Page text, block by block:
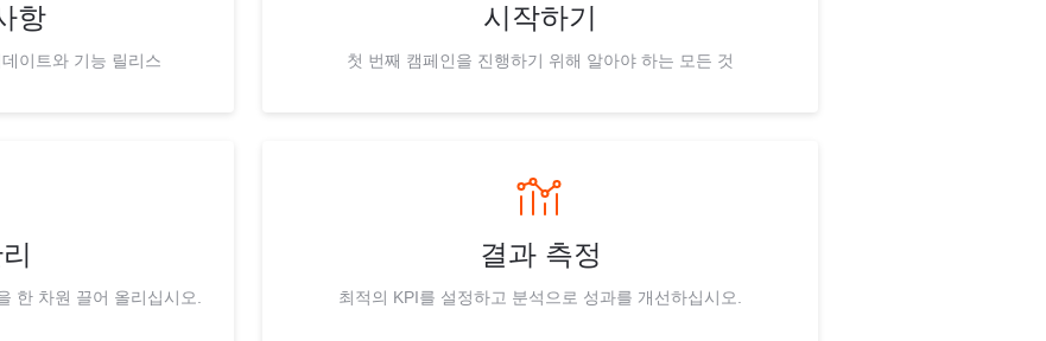
항
이트와 기능 릴리스
시작하기
첫 번째 캠페인을 진행하기 위해 알아야 하는 모든 것
한 차원 끌어 올리십시오.
결과 측정
최적의 KPI를 설정하고 분석으로 성과를 개선하십시오.